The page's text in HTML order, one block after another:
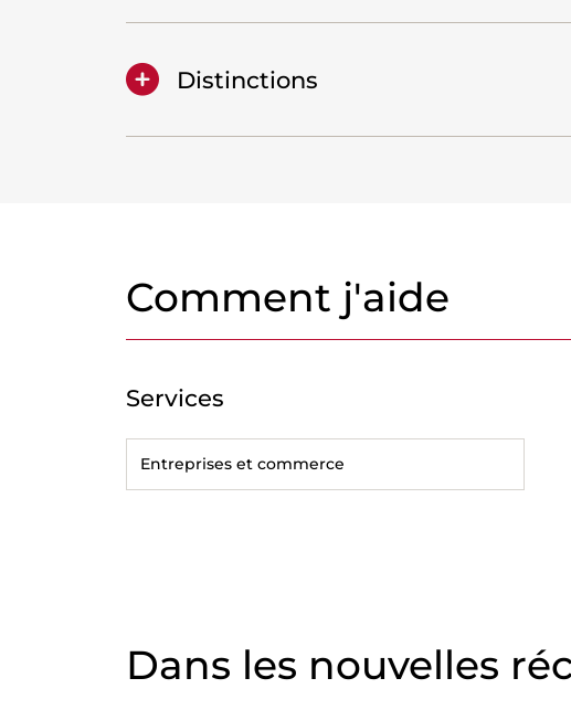
Distinctions
Comment j'aide
Services
Entreprises et commerce
Dans les nouvelles